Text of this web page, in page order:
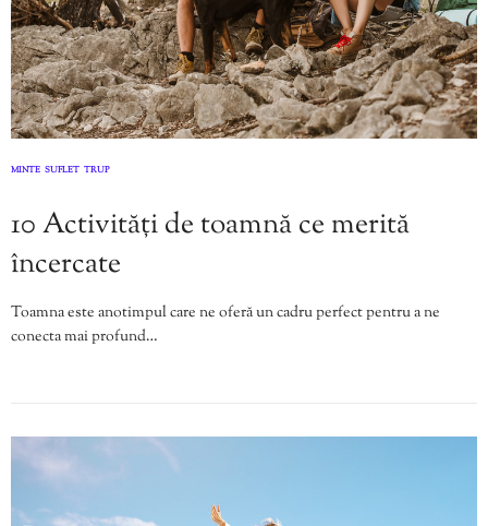
MINTE SUFLET TRUP
10 Activități de toamnă ce merită
încercate
Toamna este anotimpul care ne oferă un cadru perfect pentru a ne
conecta mai profund…